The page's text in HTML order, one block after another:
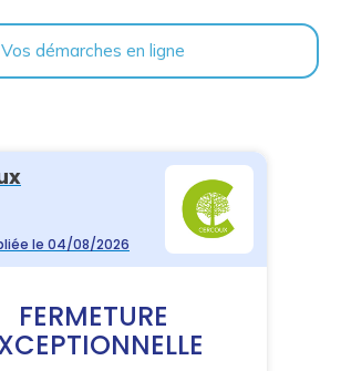
Vos démarches en ligne